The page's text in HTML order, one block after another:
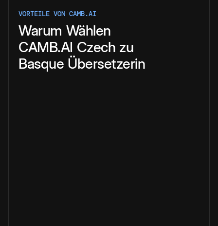
VORTEILE VON CAMB.AI
Warum Wählen
CAMB.AI Czech zu
Basque Übersetzerin